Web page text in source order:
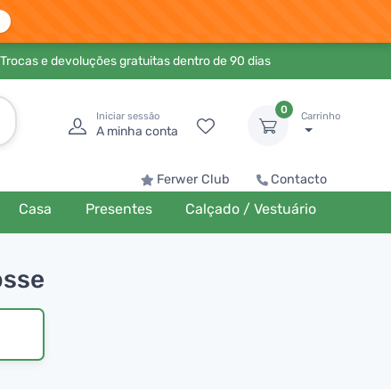
e devoluções gratuitas dentro de 90 dias
Iniciar sessão
A minha conta
0
Carrinho
Ferwer Club Contacto
Casa Presentes Calçado / Vestuário